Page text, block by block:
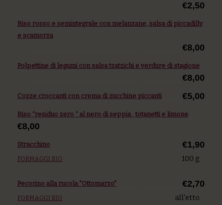
€2,50
Riso rosso e semintegrale con melanzane, salsa di piccadilly
e scamorza
€8,00
Polpettine di legumi con salsa tzatzichi e verdure di stagione
€8,00
Cozze croccanti con crema di zucchine piccanti €5,00
Riso “residuo zero “ al nero di seppia , totanetti e limone
€8,00
Stracchino €1,90
100 g
FORMAGGI BIO
Pecorino alla rucola "Ottomarzo" €2,70
all'etto
FORMAGGI BIO